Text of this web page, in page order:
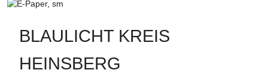
BLAULICHT KREIS
HEINSBERG